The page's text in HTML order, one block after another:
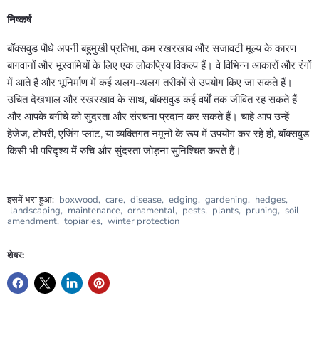
निष्कर्ष
बॉक्सवुड पौधे अपनी बहुमुखी प्रतिभा, कम रखरखाव और सजावटी मूल्य के कारण
बागवानों और भूस्वामियों के लिए एक लोकप्रिय विकल्प हैं। वे विभिन्न आकारों और रंगों
में आते हैं और भूनिर्माण में कई अलग-अलग तरीकों से उपयोग किए जा सकते हैं।
उचित देखभाल और रखरखाव के साथ, बॉक्सवुड कई वर्षों तक जीवित रह सकते हैं
और आपके बगीचे को सुंदरता और संरचना प्रदान कर सकते हैं। चाहे आप उन्हें
हेजेज, टोपरी, एजिंग प्लांट, या व्यक्तिगत नमूनों के रूप में उपयोग कर रहे हों, बॉक्सवुड
किसी भी परिदृश्य में रुचि और सुंदरता जोड़ना सुनिश्चित करते हैं।
इसमें भरा हुआ: boxwood, care, disease, edging, gardening, hedges,
landscaping, maintenance, ornamental, pests, plants, pruning, soil
amendment, topiaries, winter protection
शेयर: